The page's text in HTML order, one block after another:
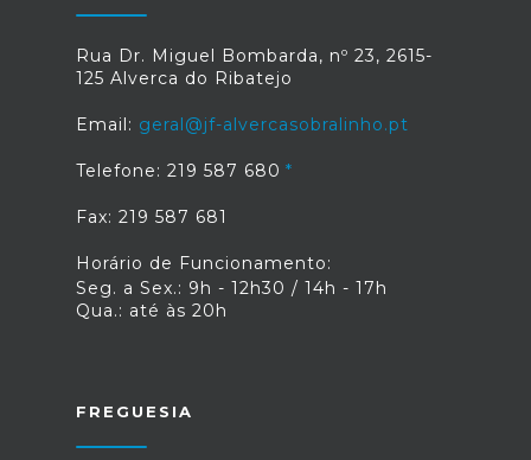
Rua Dr. Miguel Bombarda, nº 23, 2615-
125 Alverca do Ribatejo
Email: geral@jf-alvercasobralinho.pt
Telefone: 219 587 680
Fax: 219 587 681
Horário de Funcionamento:
Seg. a Sex.: 9h - 12h30 / 14h - 17h
Qua.: até às 20h
FREGUESIA